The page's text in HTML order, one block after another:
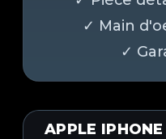
APPLE